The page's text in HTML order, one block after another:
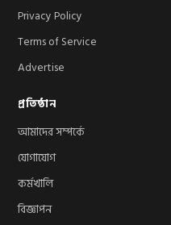
Privacy Policy
Terms of Service
Advertise
প্রতিষ্ঠান
আমাদের সম্পর্কে
যোগাযোগ
কর্মখালি
বিজ্ঞাপন